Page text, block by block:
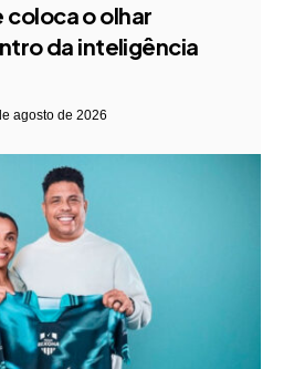
coloca o olhar
da inteligência
agosto de 2026